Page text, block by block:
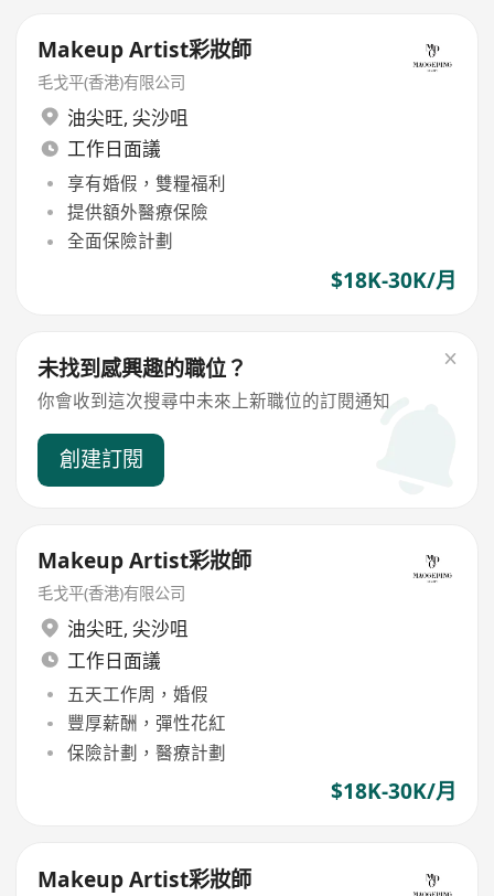
Makeup Artist彩妝師
毛戈平(香港)有限公司
油尖旺, 尖沙咀
工作日面議
享有婚假，雙糧福利
提供額外醫療保險
全面保險計劃
$18K-30K/月
未找到感興趣的職位？
你會收到這次搜尋中未來上新職位的訂閱通知
創建訂閱
Makeup Artist彩妝師
毛戈平(香港)有限公司
油尖旺, 尖沙咀
工作日面議
五天工作周，婚假
豐厚薪酬，彈性花紅
保險計劃，醫療計劃
$18K-30K/月
Makeup Artist彩妝師